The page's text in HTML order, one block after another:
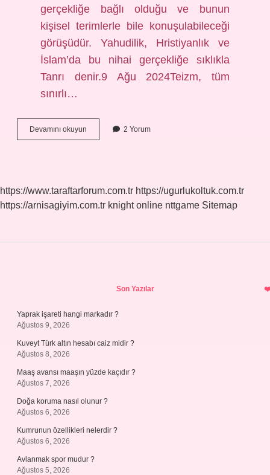
gerçekliğe bağlı olduğu ve bunun
kişisel terimlerle bile konuşulabileceği
görüşüdür. Yahudilik, Hristiyanlık ve
İslam’da bu nihai gerçekliğe sıklıkla
Tanrı denir.9 Ağu 2024Teizm, tüm
sınırlı…
Devamını okuyun
Kurucusu
2 Yorum
https://www.taraftarforum.com.tr https://ugurlukoltuk.com.tr
https://arnisagiyim.com.tr knight online nttgame Sitemap
Son Yazılar
Yaprak işareti hangi markadır ?
Ağustos 9, 2026
Kuveyt Türk altın hesabı caiz midir ?
Ağustos 8, 2026
Maaş avansı maaşın yüzde kaçıdır ?
Ağustos 7, 2026
Doğa koruma nasıl olunur ?
Ağustos 6, 2026
Kumrunun özellikleri nelerdir ?
Ağustos 6, 2026
Avlanmak spor mudur ?
Ağustos 5, 2026